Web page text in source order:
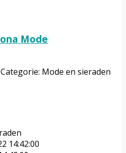
Mode
Mode en sieraden
14:42:00